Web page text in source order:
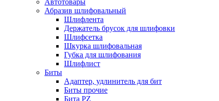
Автотовары
Абразив шлифовальный
Шлифлента
Держатель брусок для шлифовки
Шлифсетка
Шкурка шлифовальная
Губка для шлифования
Шлифлист
Биты
Адаптер, удлинитель для бит
Биты прочие
Бита PZ